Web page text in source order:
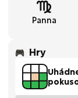
Panna
Hry